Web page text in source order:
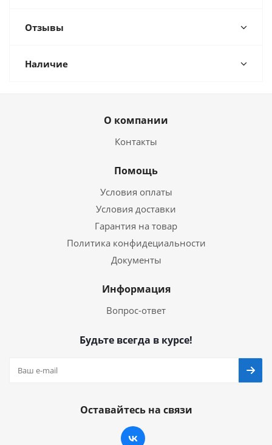
Отзывы
Наличие
О компании
Контакты
Помощь
Условия оплаты
Условия доставки
Гарантия на товар
Политика конфидециальности
Документы
Информация
Вопрос-ответ
Будьте всегда в курсе!
Оставайтесь на связи